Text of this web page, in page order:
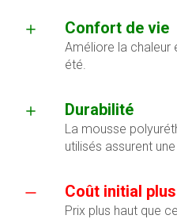
Confort de vie
Améliore la chaleur
été.
Durabilité
La mousse
utilisés assurent
Coût initial
Prix plus haut que